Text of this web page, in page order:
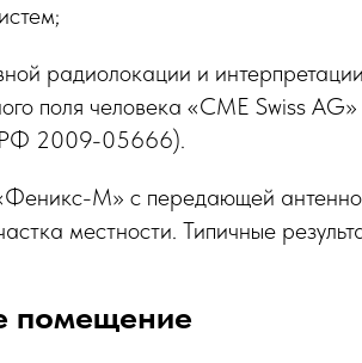
радиолокации и
поля человека «CME Swiss
РФ 2009-05666).
М» с передающей
местности. Типичные
помещение